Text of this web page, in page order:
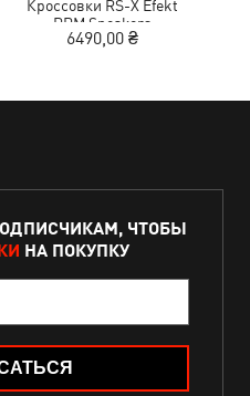
Кроссовки RS-X Efekt
PRM Sneakers
6490,00 ₴
ЧТОБЫ
НА ПОКУПКУ